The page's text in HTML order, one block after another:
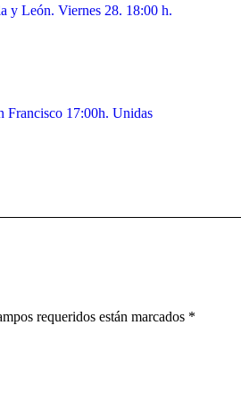
y León. Viernes 28. 18:00 h.
Francisco 17:00h. Unidas
requeridos están marcados *